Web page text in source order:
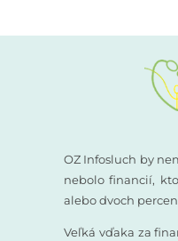
OZ Infosluch by
nebolo financií,
alebo dvoch
Veľká vďaka za